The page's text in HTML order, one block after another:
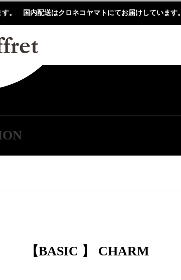
。 国内配送はクロネコヤマトにてお届けしています。
【BASIC 】 CHARM